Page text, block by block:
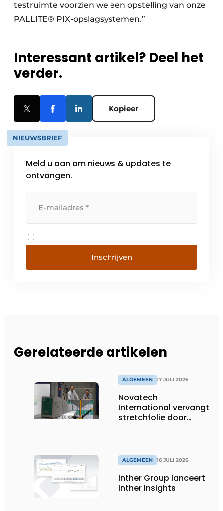
testruimte voorzien we een opstelling van onze
PALLITE® PIX-opslagsystemen.”
Interessant artikel? Deel het
verder.
Kopieer
NIEUWSBRIEF
Meld u aan om nieuws & updates te
ontvangen.
Inschrijven
Gerelateerde artikelen
ALGEMEEN 17 JULI 2026
Novatech
International vervangt
stretchfolie door
ALGEMEEN 16 JULI 2026
Inther Group lanceert
Inther Insights